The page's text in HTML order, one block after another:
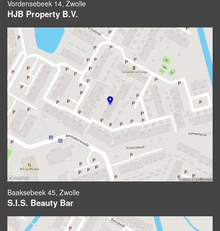
Vordensebeek 14, Zwolle
HJB Property B.V.
Baaksebeek 45, Zwolle
S.I.S. Beauty Bar